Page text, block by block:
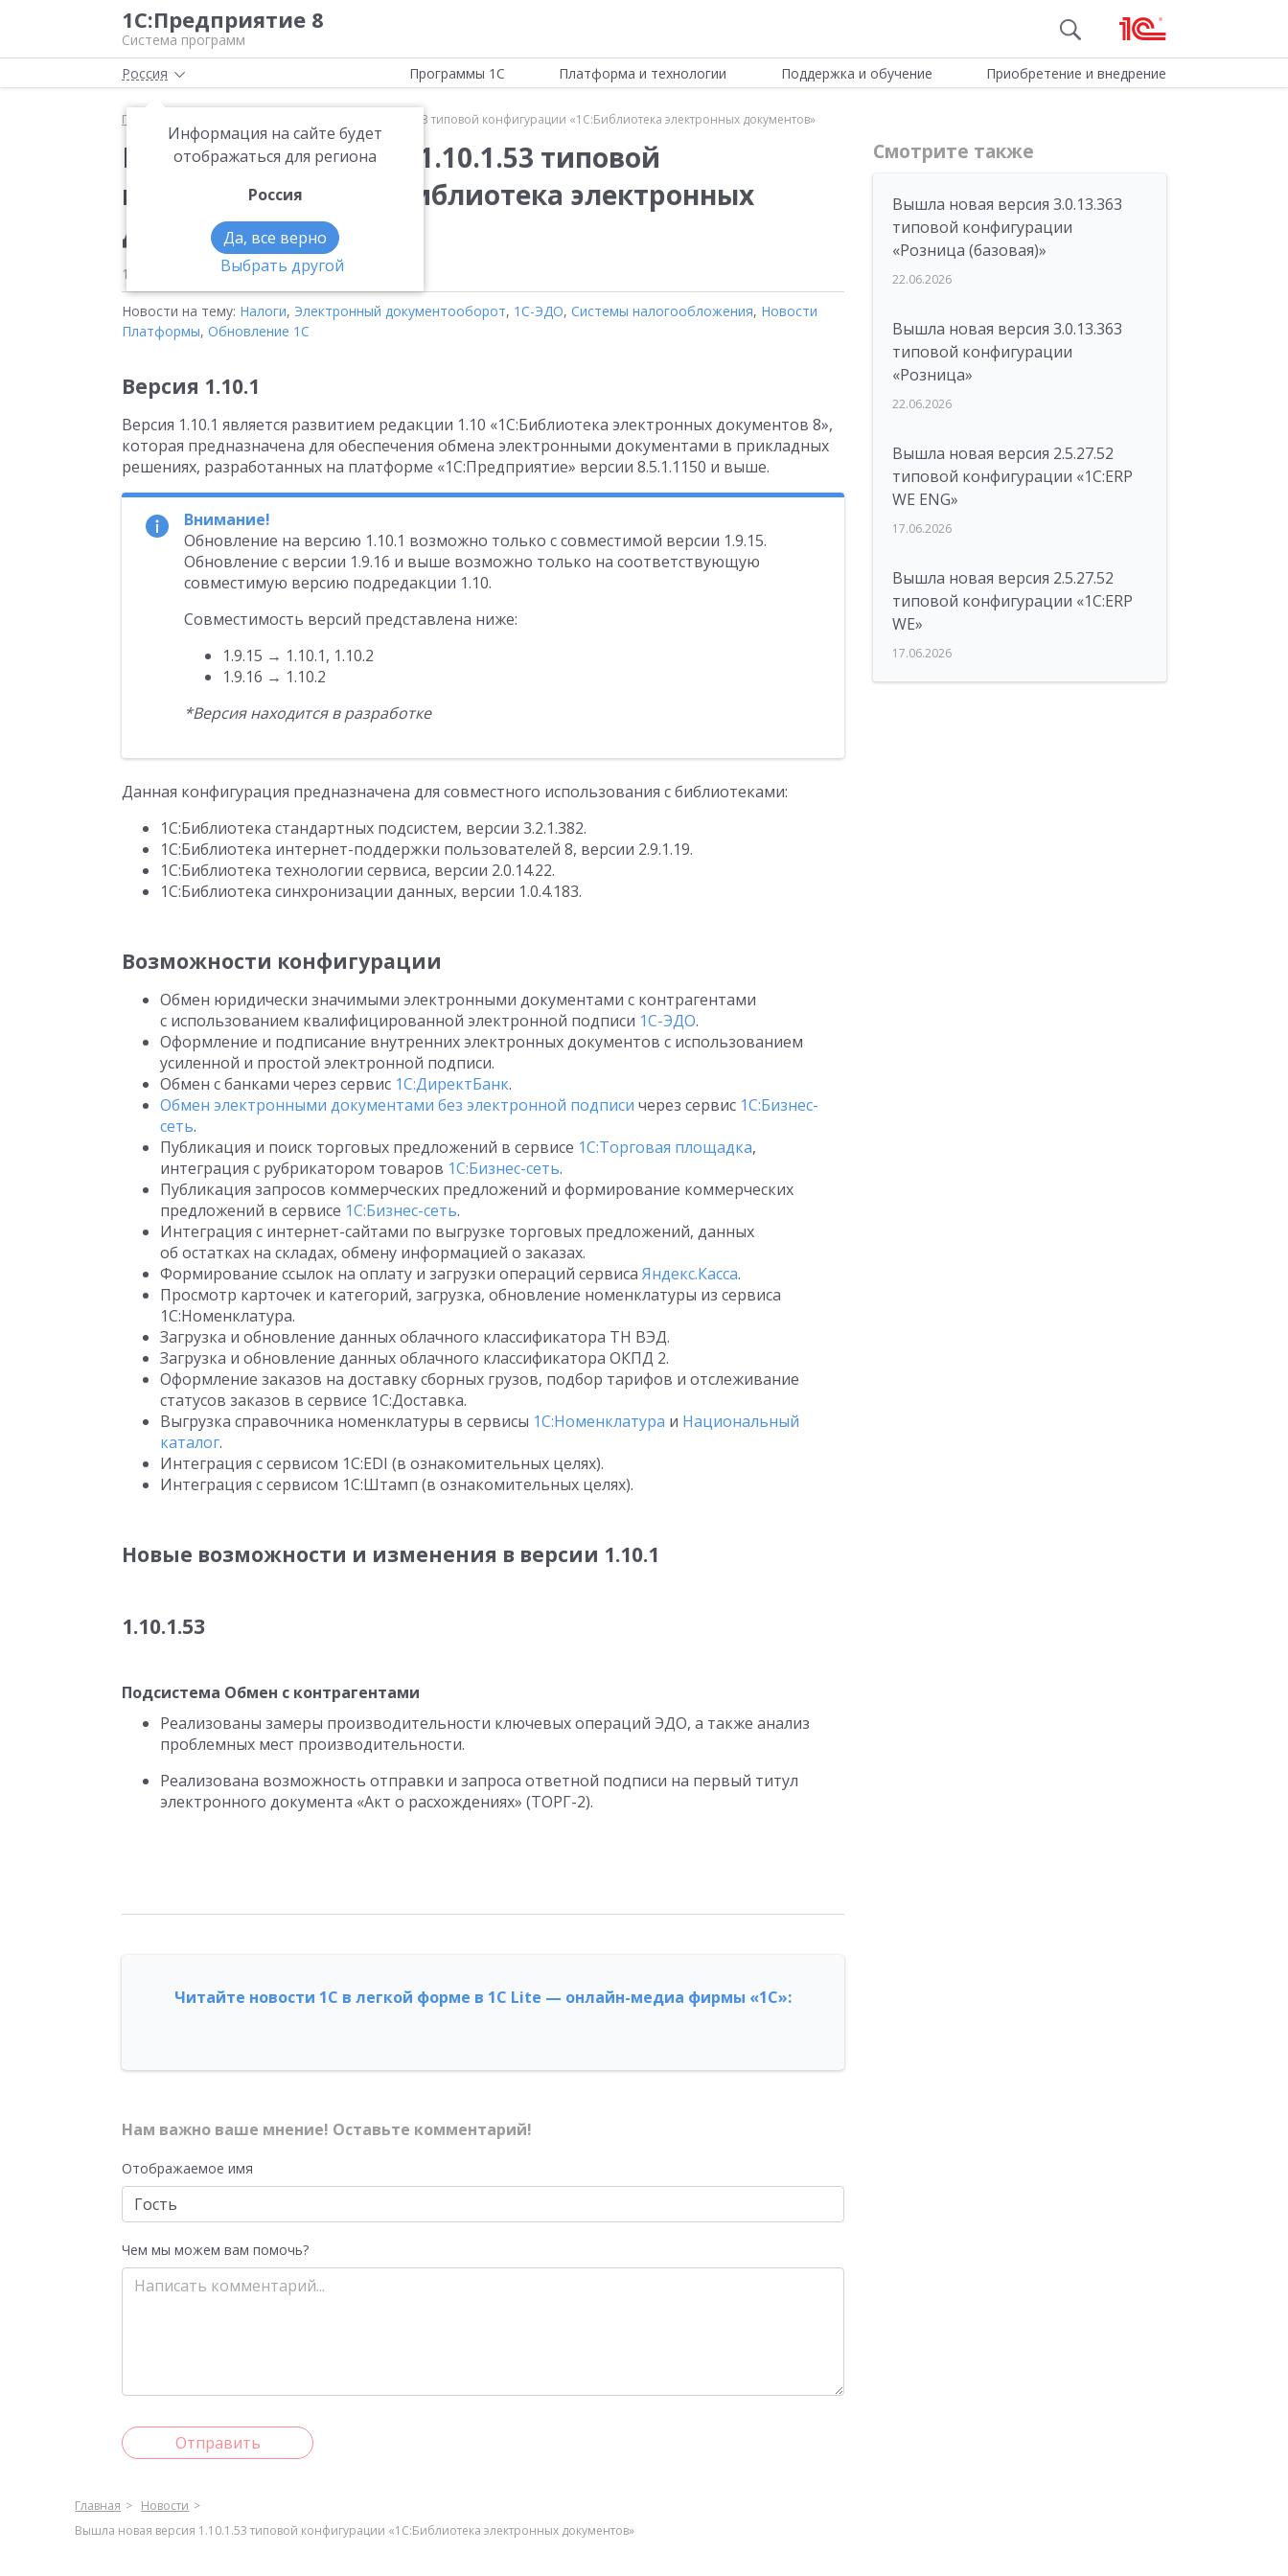
1С:Предприятие 8
Система программ
Россия
Информация на сайте будет
отображаться для региона
Россия
Да, все верно
Выбрать другой
Программы 1С Платформа и технологии Поддержка и обучение Приобретение и внедрение
Главная Вышла новая версия 1.10.1.53 типовой конфигурации «1С:Библиотека электронных документов»
Вышла новая версия 1.10.1.53 типовой
конфигурации «1С:Библиотека электронных
документов»
17.06.2026
Новости на тему: Налоги, Электронный документооборот, 1С-ЭДО, Системы налогообложения, Новости
Платформы, Обновление 1С
Версия 1.10.1
Версия 1.10.1 является развитием редакции 1.10 «1С:Библиотека электронных документов 8»,
которая предназначена для обеспечения обмена электронными документами в прикладных
решениях, разработанных на платформе «1С:Предприятие» версии 8.5.1.1150 и выше.
Внимание!
Обновление на версию 1.10.1 возможно только с совместимой версии 1.9.15.
Обновление с версии 1.9.16 и выше возможно только на соответствующую
совместимую версию подредакции 1.10.
Совместимость версий представлена ниже:
1.9.15 → 1.10.1, 1.10.2
1.9.16 → 1.10.2
*Версия находится в разработке
Данная конфигурация предназначена для совместного использования с библиотеками:
1С:Библиотека стандартных подсистем, версии 3.2.1.382.
1С:Библиотека интернет-поддержки пользователей 8, версии 2.9.1.19.
1С:Библиотека технологии сервиса, версии 2.0.14.22.
1С:Библиотека синхронизации данных, версии 1.0.4.183.
Возможности конфигурации
Обмен юридически значимыми электронными документами с контрагентами
с использованием квалифицированной электронной подписи 1С-ЭДО.
Оформление и подписание внутренних электронных документов с использованием
усиленной и простой электронной подписи.
Обмен с банками через сервис 1С:ДиректБанк.
Обмен электронными документами без электронной подписи через сервис 1С:Бизнес-
сеть.
Публикация и поиск торговых предложений в сервисе 1С:Торговая площадка,
интеграция с рубрикатором товаров 1С:Бизнес-сеть.
Публикация запросов коммерческих предложений и формирование коммерческих
предложений в сервисе 1С:Бизнес-сеть.
Интеграция с интернет-сайтами по выгрузке торговых предложений, данных
об остатках на складах, обмену информацией о заказах.
Формирование ссылок на оплату и загрузки операций сервиса Яндекс.Касса.
Просмотр карточек и категорий, загрузка, обновление номенклатуры из сервиса
1С:Номенклатура.
Загрузка и обновление данных облачного классификатора ТН ВЭД.
Загрузка и обновление данных облачного классификатора ОКПД 2.
Оформление заказов на доставку сборных грузов, подбор тарифов и отслеживание
статусов заказов в сервисе 1С:Доставка.
Выгрузка справочника номенклатуры в сервисы 1С:Номенклатура и Национальный
каталог.
Интеграция с сервисом 1C:EDI (в ознакомительных целях).
Интеграция с сервисом 1C:Штамп (в ознакомительных целях).
Новые возможности и изменения в версии 1.10.1
1.10.1.53
Подсистема Обмен с контрагентами
Реализованы замеры производительности ключевых операций ЭДО, а также анализ
проблемных мест производительности.
Реализована возможность отправки и запроса ответной подписи на первый титул
электронного документа «Акт о расхождениях» (ТОРГ-2).
Читайте новости 1С в легкой форме в 1С Lite — онлайн-медиа фирмы «1С»:
Нам важно ваше мнение! Оставьте комментарий!
Отображаемое имя
Чем мы можем вам помочь?
Отправить
Смотрите также
Вышла новая версия 3.0.13.363
типовой конфигурации
«Розница (базовая)»
22.06.2026
Вышла новая версия 3.0.13.363
типовой конфигурации
«Розница»
22.06.2026
Вышла новая версия 2.5.27.52
типовой конфигурации «1С:ERP
WE ENG»
17.06.2026
Вышла новая версия 2.5.27.52
типовой конфигурации «1С:ERP
WE»
17.06.2026
Главная
Новости
Вышла новая версия 1.10.1.53 типовой конфигурации «1С:Библиотека электронных документов»